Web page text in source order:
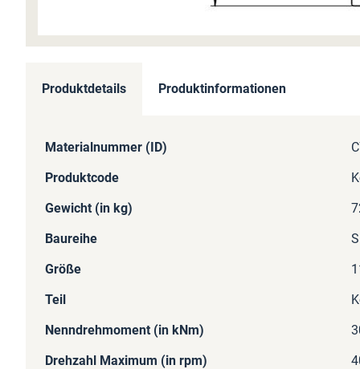
Produktdetails
Mehr
Materialnummer (ID)
Produktcode
Gewicht (in kg)
Baureihe
Größe
Teil
Nenndrehmoment (in kNm)
Drehzahl Maximum (in rpm)
Produktinformationen